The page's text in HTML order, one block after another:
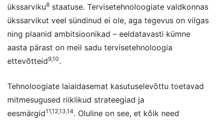
ükssarviku8 staatuse. Tervisetehnoloogiate valdkonnas
ükssarvikut veel sündinud ei ole, aga tegevus on vilgas
ning plaanid ambitsioonikad – eeldatavasti kümne
aasta pärast on meil sadu tervisetehnoloogia
ettevõtteid9,10.
Tehnoloogiate laialdasemat kasutuselevõttu toetavad
mitmesugused riiklikud strateegiad ja
eesmärgid11,12,13,14. Oluline on see, et kõik need